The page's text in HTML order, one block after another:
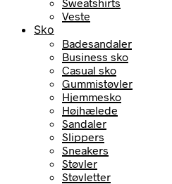
Veste
Sko
Badesandaler
Business sko
Casual sko
Gummistøvler
Hjemmesko
Højhælede
Sandaler
Slippers
Sneakers
Støvler
Støvletter